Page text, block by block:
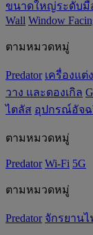
ขนาดใหญ่ระดับมื
Wall Window
ตามหมวดหมู่
Predator เครื่องแต่
วาง และดองเกิล
ไตลัส อุปกรณ์อัจฉ
ตามหมวดหมู่
Predator Wi-Fi 5G
ตามหมวดหมู่
Predator จักรยานไ